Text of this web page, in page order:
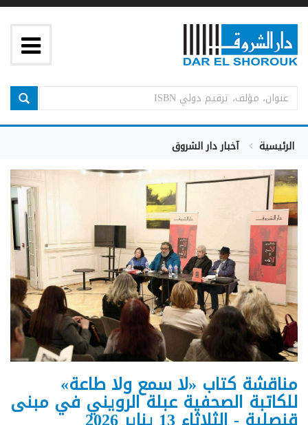
الرئيسية آخبار دار الشروق
مناقشة كتاب «لا سمع ولا طاعة»
للكاتبة الصحفية عبلة الرويني في مبنى